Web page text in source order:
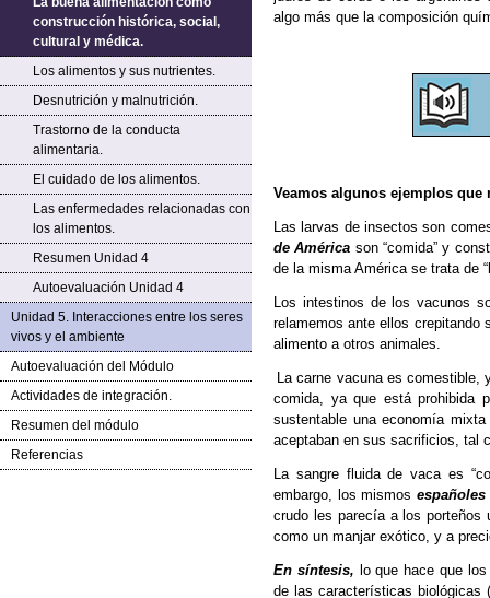
construcción histórica, social,
cultural y médica.
Los alimentos y sus nutrientes.
Desnutrición y malnutrición.
Trastorno de la conducta
alimentaria.
El cuidado de los alimentos.
Las enfermedades relacionadas con
los alimentos.
Resumen Unidad 4
Autoevaluación Unidad 4
Unidad 5. Interacciones entre los seres
vivos y el ambiente
Autoevaluación del Módulo
Actividades de integración.
Resumen del módulo
Referencias
algo más que la composición
Veamos algunos ejemplos
Las larvas de insectos son
de América son “comida” y
de la misma América se trata de
Los intestinos de los vacunos
relamemos ante ellos crepitando
alimento a otros animales.
La carne vacuna es
comida, ya que está prohibida
sustentable una economía
aceptaban en sus sacrificios, tal
La sangre fluida de vaca es
embargo, los mismos españoles
crudo les parecía a los porteños
como un manjar exótico, y a
En síntesis, lo que hace que
de las características biológicas